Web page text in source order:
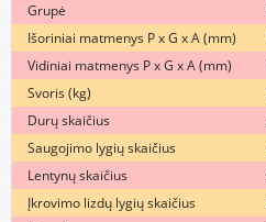
Grupė
Išoriniai matmenys P x G x A (mm)
Vidiniai matmenys P x G x A (mm)
Svoris (kg)
Durų skaičius
Saugojimo lygių skaičius
Lentynų skaičius
Įkrovimo lizdų lygių skaičius